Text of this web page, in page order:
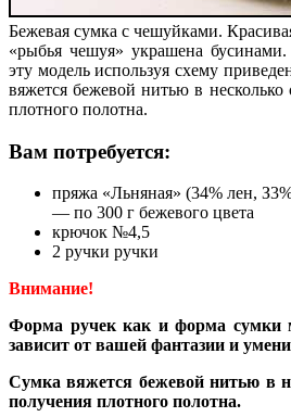
Бежевая сумка с чешуйками.
«рыбья чешуя» украшена
эту модель используя схему
вяжется бежевойнитью в
плотного полотна.
Вам потребуется:
пряжа «Льняная» (34% лен,
— по 300 г бежевого цвета
крючок №4,5
2 ручки ручки
Внимание!
Форма ручек как и форма сумки
зависит от вашей фантазии и
Сумка вяжется бежевой нитью в
получения плотного полотна.